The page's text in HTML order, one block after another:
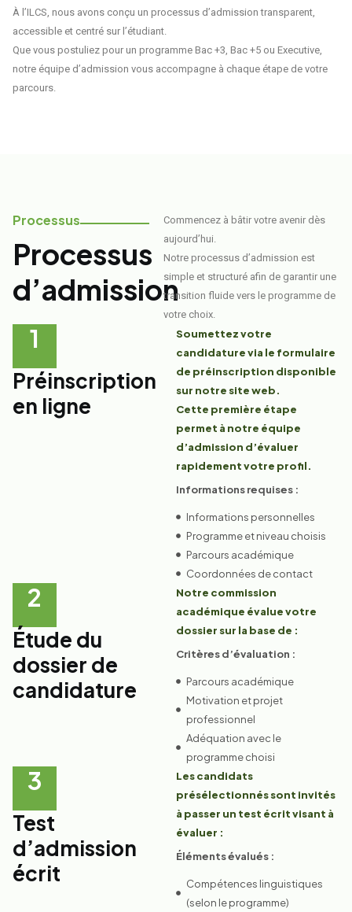
À l’ILCS, nous avons conçu un processus d’admission transparent,
accessible et centré sur l’étudiant.
Que vous postuliez pour un programme Bac +3, Bac +5 ou Executive,
notre équipe d’admission vous accompagne à chaque étape de votre
parcours.
Processus
Processus
d’admission
Commencez à bâtir votre avenir dès
aujourd’hui.
Notre processus d’admission est
simple et structuré afin de garantir une
transition fluide vers le programme de
votre choix.
1
Préinscription
en ligne
Soumettez votre
candidature via le formulaire
de préinscription disponible
sur notre site web.
Cette première étape
permet à notre équipe
d’admission d’évaluer
rapidement votre profil.
Informations requises :
Informations personnelles
Programme et niveau choisis
Parcours académique
Coordonnées de contact
2
Étude du
dossier de
candidature
Notre commission
académique évalue votre
dossier sur la base de :
Critères d’évaluation :
Parcours académique
Motivation et projet
professionnel
Adéquation avec le
programme choisi
3
Test
d’admission
écrit
Les candidats
présélectionnés sont invités
à passer un test écrit visant à
évaluer :
Éléments évalués :
Compétences linguistiques
(selon le programme)